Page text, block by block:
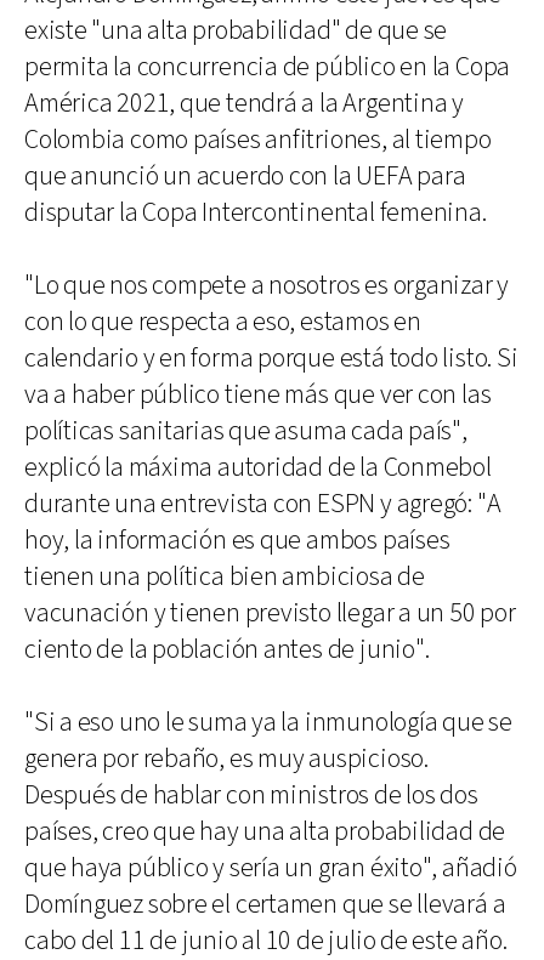
existe "una alta probabilidad" de que se
permita la concurrencia de público en la Copa
América 2021, que tendrá a la Argentina y
Colombia como países anfitriones, al tiempo
que anunció un acuerdo con la UEFA para
disputar la Copa Intercontinental femenina.
"Lo que nos compete a nosotros es organizar y
con lo que respecta a eso, estamos en
calendario y en forma porque está todo listo. Si
va a haber público tiene más que ver con las
políticas sanitarias que asuma cada país",
explicó la máxima autoridad de la Conmebol
durante una entrevista con ESPN y agregó: "A
hoy, la información es que ambos países
tienen una política bien ambiciosa de
vacunación y tienen previsto llegar a un 50 por
ciento de la población antes de junio".
"Si a eso uno le suma ya la inmunología que se
genera por rebaño, es muy auspicioso.
Después de hablar con ministros de los dos
países, creo que hay una alta probabilidad de
que haya público y sería un gran éxito", añadió
Domínguez sobre el certamen que se llevará a
cabo del 11 de junio al 10 de julio de este año.